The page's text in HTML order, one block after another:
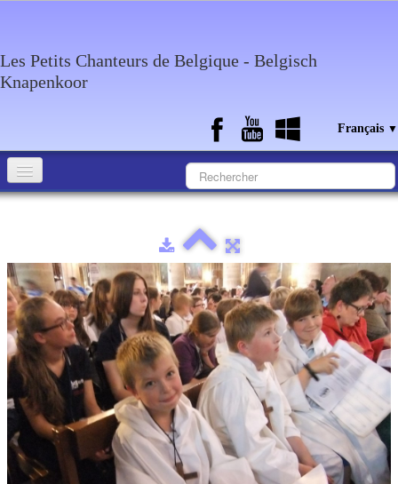
Les Petits Chanteurs de Belgique - Belgisch
Knapenkoor
Français ▼
Medias
Agenda
Discographie
Contact
Soutien
Sponsoring